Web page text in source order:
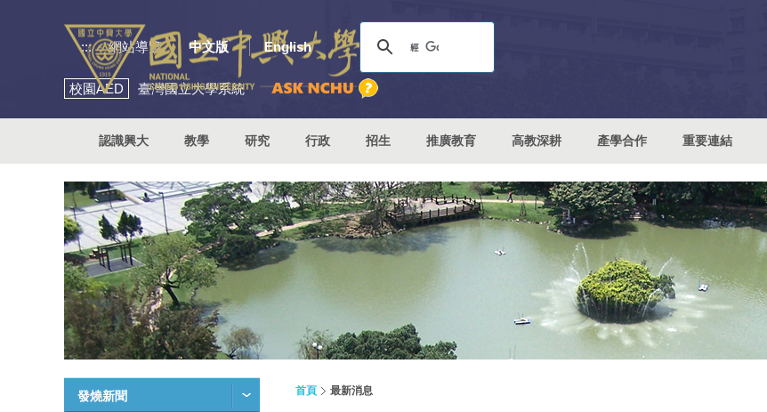
::: 網站導覽 中文版 English
校園AED 臺灣國立大學系統
認識興大 教學 研究 行政 招生 推廣教育 高教深耕 產學合作 重要連結
發燒新聞 首頁 最新消息